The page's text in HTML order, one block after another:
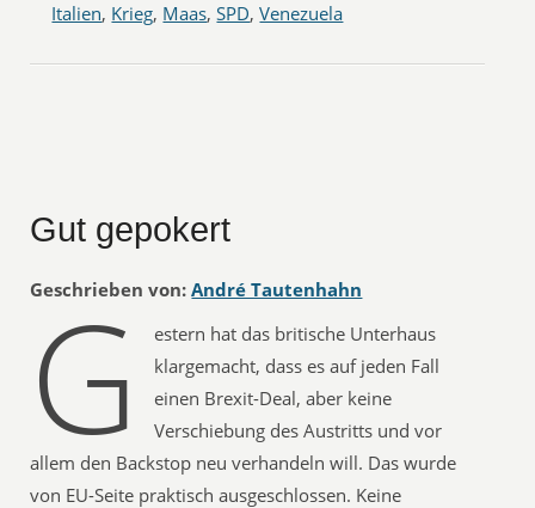
Italien, Krieg, Maas,SPD,Venezuela
Gut gepokert
Geschrieben von: André Tautenhahn
G
estern hat das britische Unterhaus
klargemacht, dass es auf jeden Fall
einen Brexit-Deal, aber keine
Verschiebung des Austritts und vor
allem den Backstop neu verhandeln will. Das wurde
von EU-Seite praktisch ausgeschlossen. Keine